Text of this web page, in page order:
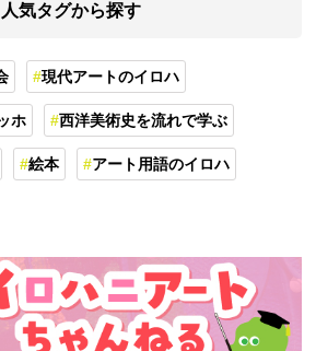
人気タグから探す
現代アートのイロハ
ホ 西洋美術史を流れで学ぶ
絵本 アート用語のイロハ